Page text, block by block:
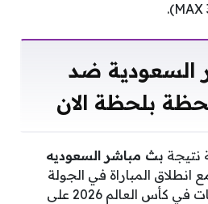
السعودية ضد
بلحظة الان
نتيجة بث مباشر السعوديه
انطلاق المباراة في الجولة
الأولى من دور المجموعات في كأس العالم 2026 على